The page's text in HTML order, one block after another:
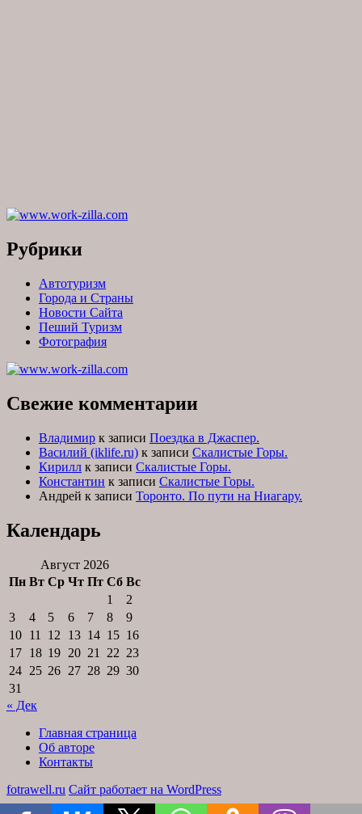
Рубрики
Автотуризм
Города и Страны
Новости Сайта
Пеший Туризм
Фотография
Свежие комментарии
Владимир к записи Поездка в Джаспер.
Василий (iklife.ru) к записи Скалистые Горы.
Кирилл к записи Скалистые Горы.
Константин к записи Скалистые Горы.
Андрей к записи Торонто. По пути на Ниагару.
Календарь
Август 2026
Пн Вт Ср Чт Пт Сб Вс
1
2
3
4 5 6 7 8
9
10 11 12 13 14 15 16
17 18 19 20 21 22 23
24 25 26 27 28 29 30
31
« Дек
Главная страница
Об авторе
Контакты
fotrawell.ru Сайт работает на WordPress